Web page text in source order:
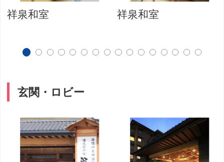
祥泉和室 祥泉和室
玄関・ロビー